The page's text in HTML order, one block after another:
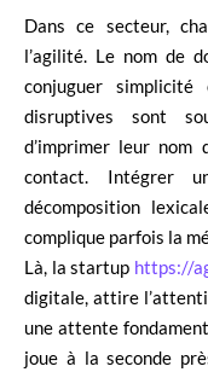
Dans ce secteur,
l’agilité. Le nom de
conjuguer
disruptives sont
d’imprimer leur nom
contact. Intégrer
décomposition
complique parfois la
Là, la startup https://
digitale, attire
une attente
joue à la seconde